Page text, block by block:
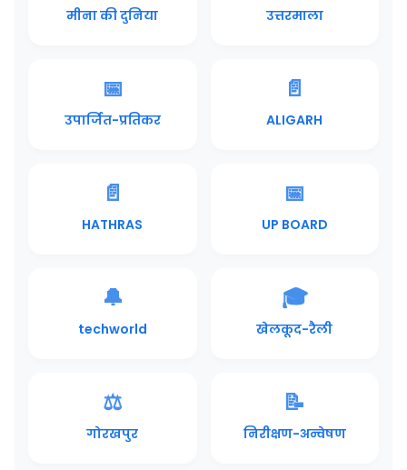
मीना की दुनिया उत्तरमाला
📅
उपार्जित-प्रतिकर
📄
ALIGARH
📄
HATHRAS
📅
UP BOARD
🔔
techworld
🎓
खेलकूद-रैली
⚖️
गोरखपुर
📝
निरीक्षण-अन्वेषण